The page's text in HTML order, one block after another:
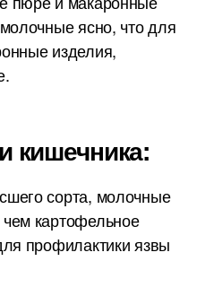
ясно, что для
изделия,
кишечника:
сорта, молочные
картофельное
профилактики язвы